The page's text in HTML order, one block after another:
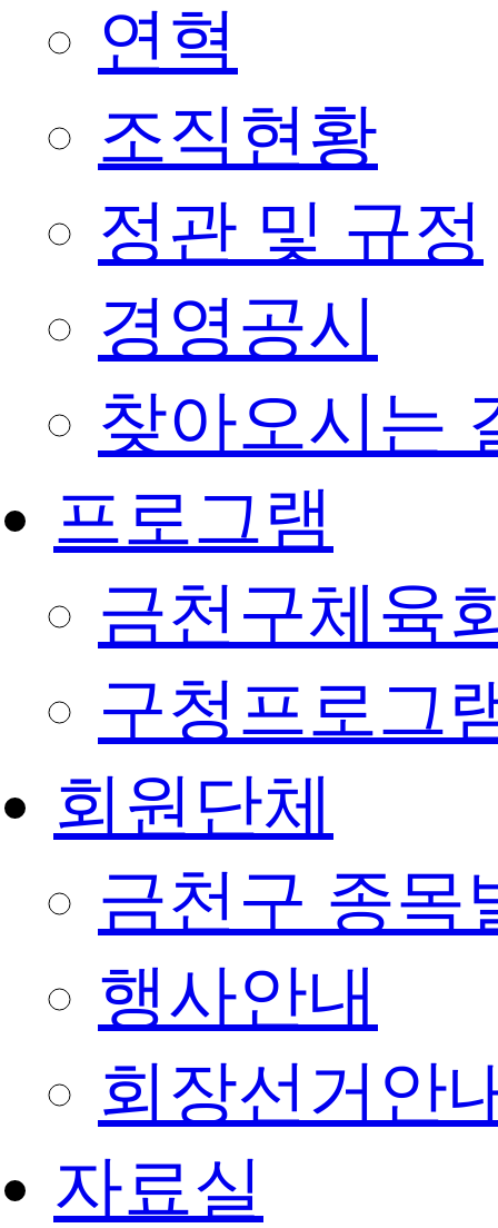
연혁
조직현황
정관 및 규정
경영공시
찾아오시는
프로그램
금천구체육
구청프로그
회원단체
금천구 종목
행사안내
회장선거안
자료실